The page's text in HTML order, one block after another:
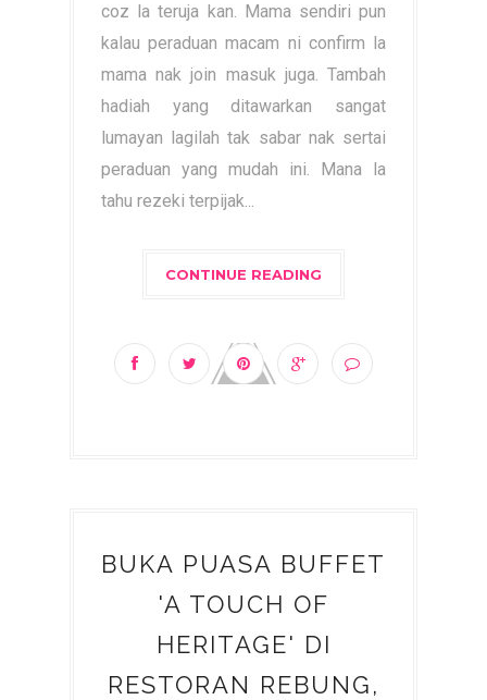
coz la teruja kan. Mama sendiri pun
kalau peraduan macam ni confirm la
mama nak join masuk juga. Tambah
hadiah yang ditawarkan sangat
lumayan lagilah tak sabar nak sertai
peraduan yang mudah ini. Mana la
tahu rezeki terpijak...
CONTINUE READING
BUKA PUASA BUFFET
'A TOUCH OF
HERITAGE' DI
RESTORAN REBUNG,